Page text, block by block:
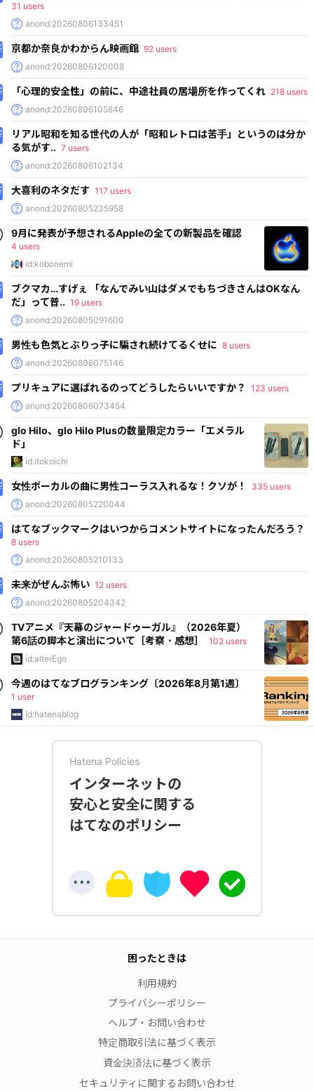
31 users
anond:20260806133451
京都か奈良かわからん映画館 92 users
anond:20260806120008
「心理的安全性」の前に、中途社員の居場所を作ってくれ 218 users
anond:20260806105846
リアル昭和を知る世代の人が「昭和レトロは苦手」というのは分か
る気がす.. 7 users
anond:20260806102134
大喜利のネタだす 117 users
anond:20260805235958
9月に発表が予想されるAppleの全ての新製品を確認
4 users
id:kobonemi
ブクマカ…すげぇ 「なんでみい山はダメでもちづきさんはOKなん
だ」って普.. 19 users
anond:20260805091600
男性も色気とぶりっ子に騙され続けてるくせに 8 users
anond:20260806075146
プリキュアに選ばれるのってどうしたらいいですか？
123 users
anond:20260806073454
glo Hilo、glo Hilo Plusの数量限定カラー「エメラル
ド」
id:itokoichi
女性ボーカルの曲に男性コーラス入れるな！クソが！
335 users
anond:20260805220044
はてなブックマークはいつからコメントサイトになったんだろう？
8 users
anond:20260805210133
未来がぜんぶ怖い 12 users
anond:20260805204342
TVアニメ『天幕のジャードゥーガル』（2026年夏）
第6話の脚本と演出について［考察・感想］
102 users
id:alterEgo
今週のはてなブログランキング〔2026年8月第1週〕
1 user
id:hatenablog
Hatena Policies
インターネットの
安心と安全に関する
はてなのポリシー
困ったときは
利用規約
プライバシーポリシー
ヘルプ・お問い合わせ
特定商取引法に基づく表示
資金決済法に基づく表示
セキュリティに関するお問い合わせ